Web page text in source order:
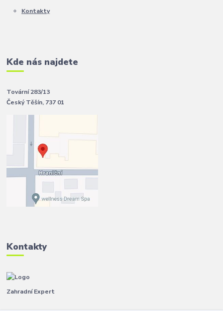
Kontakty
Kde nás najdete
Tovární 283/13
Český Těšín, 737 01
Kontakty
Zahradní Expert